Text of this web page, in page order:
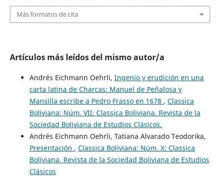
Más formatos de cita
Artículos más leídos del mismo autor/a
Andrés Eichmann Oehrli, Ingenio y erudición en una
carta latina de Charcas: Manuel de Peñalosa y
Mansilla escribe a Pedro Frasso en 1678 , Classica
Boliviana: Núm. VII: Classica Boliviana. Revista de la
Sociedad Boliviana de Estudios Clásicos.
Andrés Eichmann Oehrli, Tatiana Alvarado Teodorika,
Presentación , Classica Boliviana: Núm. X: Classica
Boliviana. Revista de la Sociedad Boliviana de Estudios
Clásicos